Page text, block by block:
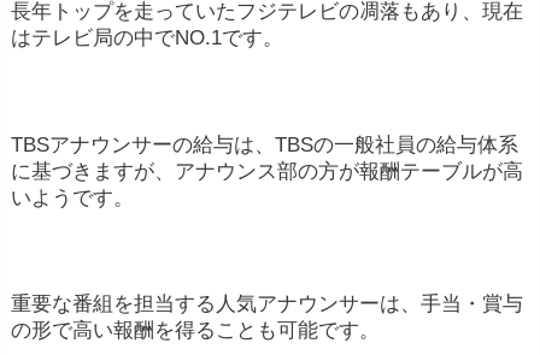
長年トップを走っていたフジテレビの凋落もあり、現在
はテレビ局の中でNO.1です。
TBSアナウンサーの給与は、TBSの一般社員の給与体系
に基づきますが、アナウンス部の方が報酬テーブルが高
いようです。
重要な番組を担当する人気アナウンサーは、手当・賞与
の形で高い報酬を得ることも可能です。